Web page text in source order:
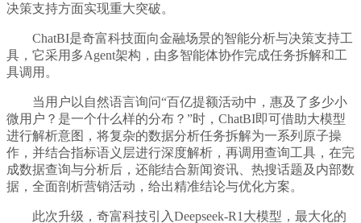
决策支持方面实现重大突破。
ChatBI是奇富科技面向金融场景的智能分析与决策支持工
具，它采用多Agent架构，由多智能体协作完成任务拆解和工
具调用。
当用户以自然语言询问“百亿提额活动中，惠及了多少小
微用户？是一个什么样的分布？”时，ChatBI即可借助大模型
进行解析意图，将复杂的数据分析任务拆解为一系列原子操
作，并结合指标语义层进行深度解析，再调用查询工具，在完
成数据查询与分析后，还能结合新闻资讯、热搜话题及内部数
据，全面剖析营销活动，给出精准结论与优化方案。
此次升级，奇富科技引入Deepseek-R1大模型，最大化的